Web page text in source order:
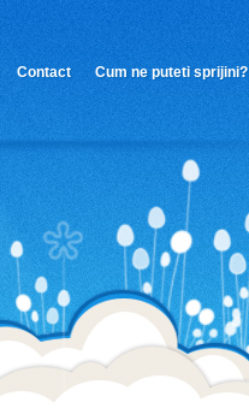
Contact Cum ne puteti sprijini?